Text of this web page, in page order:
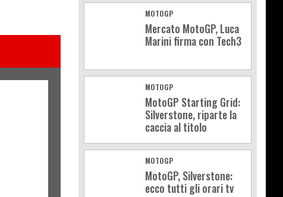
MOTOGP
Mercato MotoGP, Luca
Marini firma con Tech3
MOTOGP
MotoGP Starting Grid:
Silverstone, riparte la
caccia al titolo
MOTOGP
MotoGP, Silverstone:
ecco tutti gli orari tv